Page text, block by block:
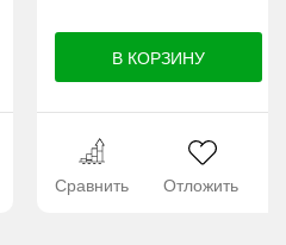
Сравнить Отложить